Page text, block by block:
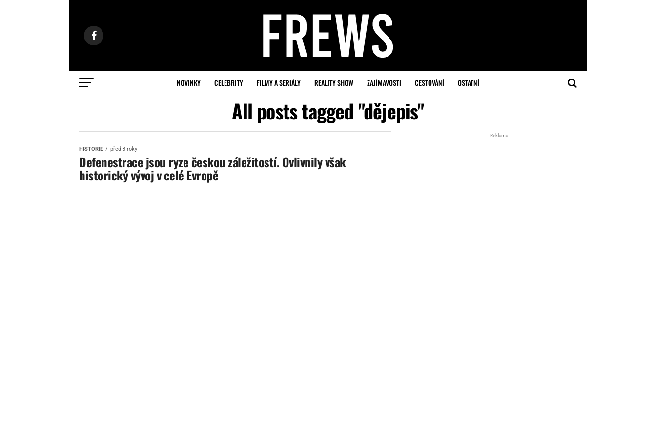
NOVINKY CELEBRITY FILMY A SERIÁLY REALITY SHOW ZAJÍMAVOSTI CESTOVÁNÍ OSTATNÍ
All posts tagged "dějepis"
HISTORIE před 3 roky
Defenestrace jsou ryze českou záležitostí. Ovlivnily však
historický vývoj v celé Evropě
Reklama